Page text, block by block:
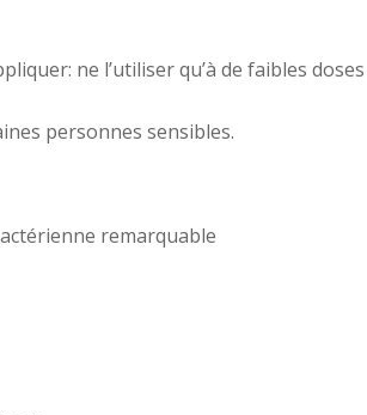
ne l’utiliser qu’à de faibles
personnes sensibles.
remarquable